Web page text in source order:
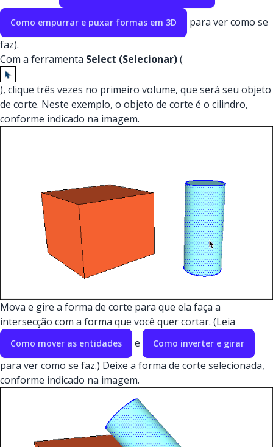
Como empurrar e puxar formas em 3D
para ver como se
faz).
Com a ferramenta Select (Selecionar)(
), clique três vezes no primeiro volume, que será seu objeto
de corte. Neste exemplo, o objeto de corte é o cilindro,
conforme indicado na imagem.
Mova e gire a forma de corte para que ela faça a
intersecção com a forma que você quer cortar. (Leia
Como mover as entidades e Como inverter e girar
para ver como se faz.) Deixe a forma de corte selecionada,
conforme indicado na imagem.